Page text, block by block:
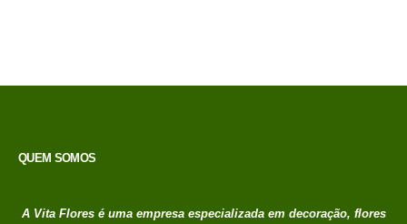
credito avista, (P/
QUEM SOMOS
A Vita Flores é uma empresa especializada em decoração, flores